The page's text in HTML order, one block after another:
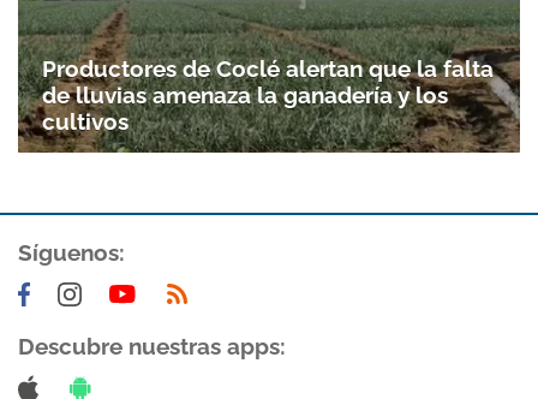
Gracias por suscribirte a nuestro boletín.
Productores de Coclé alertan que la falta
de lluvias amenaza la ganadería y los
cultivos
Síguenos:
Descubre nuestras apps: